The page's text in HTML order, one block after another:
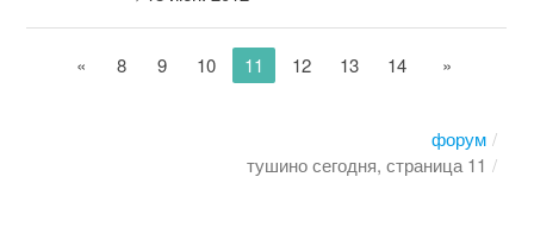
« 8 9 10 11 12 13 14 »
форум
тушино сегодня, страница 11